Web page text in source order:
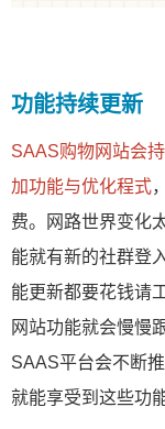
功能持续更新
SAAS购物网站会
加功能与优化程式
费。网路世界变化
能就有新的社群登
能更新都要花钱请
网站功能就会慢慢
SAAS平台会不断
就能享受到这些功